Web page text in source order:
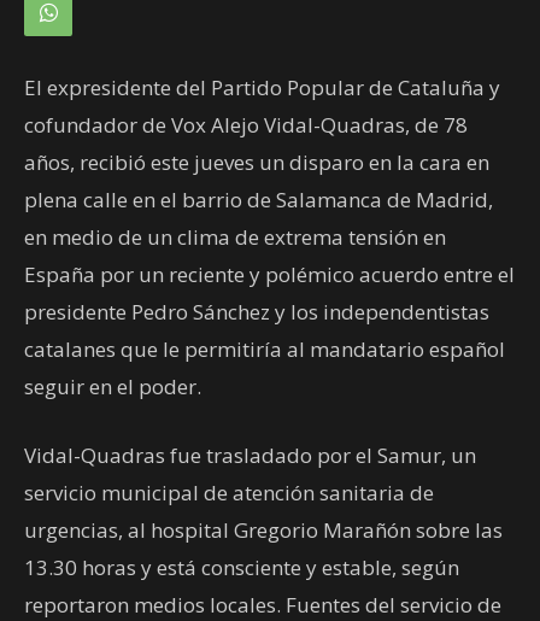
El expresidente del Partido Popular de Cataluña y
cofundador de Vox Alejo Vidal-Quadras, de 78
años, recibió este jueves un disparo en la cara en
plena calle en el barrio de Salamanca de Madrid,
en medio de un clima de extrema tensión en
España por un reciente y polémico acuerdo entre el
presidente Pedro Sánchez y los independentistas
catalanes que le permitiría al mandatario español
seguir en el poder.
Vidal-Quadras fue trasladado por el Samur, un
servicio municipal de atención sanitaria de
urgencias, al hospital Gregorio Marañón sobre las
13.30 horas y está consciente y estable, según
reportaron medios locales. Fuentes del servicio de